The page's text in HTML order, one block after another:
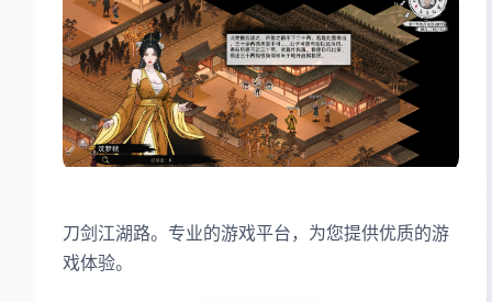
刀剑江湖路。专业的游戏平台，为您提供优质的游
戏体验。